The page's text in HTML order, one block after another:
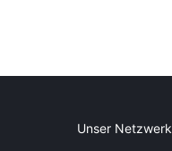
Unser Netzwerk